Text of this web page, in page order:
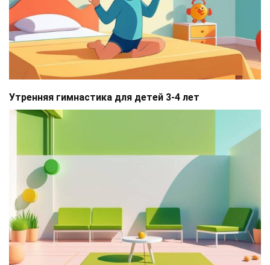
Утренняя гимнастика для детей 3-4 лет